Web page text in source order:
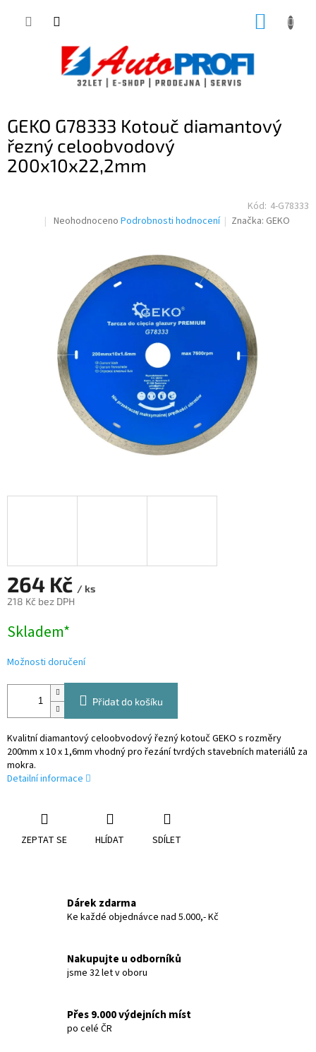
GEKO G78333 Kotouč diamantový
řezný celoobvodový
200x10x22,2mm
Kód: 4-G78333
Průměrné
hvězdiček.
Neohodnoceno Podrobnosti hodnocení Značka: GEKO
264 Kč / ks
218 Kč bez DPH
cena:
Skladem*
Možnosti doručení
Přidat do košíku
Kvalitní diamantový celoobvodový řezný kotouč GEKO s rozměry
200mm x 10 x 1,6mm vhodný pro řezání tvrdých stavebních materiálů za
mokra.
Detailní informace
ZEPTAT SE HLÍDAT SDÍLET
Dárek zdarma
Ke každé objednávce nad 5.000,- Kč
Nakupujte u odborníků
jsme 32 let v oboru
Přes 9.000 výdejních míst
po celé ČR